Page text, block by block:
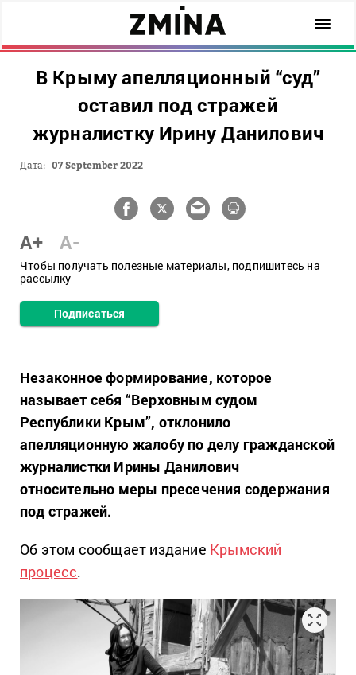
В Крыму апелляционный “суд”
оставил под стражей
журналистку Ирину Данилович
Дата: 07 September 2022
A+ A-
Чтобы получать полезные материалы, подпишитесь на
рассылку
Подписаться
Незаконное формирование, которое
называет себя “Верховным судом
Республики Крым”, отклонило
апелляционную жалобу по делу гражданской
журналистки Ирины Данилович
относительно меры пресечения содержания
под стражей.
Об этом сообщает издание Крымский
процесс.